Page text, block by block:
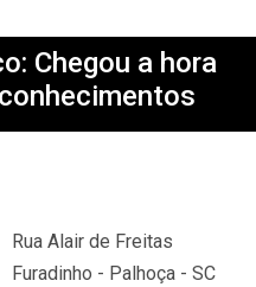
Chegou a hora
Rua Alair de Freitas
Furadinho - Palhoça - SC